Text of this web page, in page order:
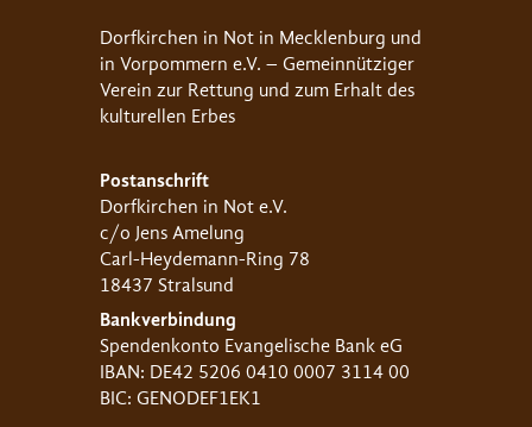
Dorfkirchen in Not in Mecklenburg und
in Vorpommern e.V. – Gemeinnütziger
Verein zur Rettung und zum Erhalt des
kulturellen Erbes
Postanschrift
Dorfkirchen in Not e.V.
c/o Jens Amelung
Carl-Heydemann-Ring 78
18437 Stralsund
Bankverbindung
Spendenkonto Evangelische Bank eG
IBAN: DE42 5206 0410 0007 3114 00
BIC: GENODEF1EK1